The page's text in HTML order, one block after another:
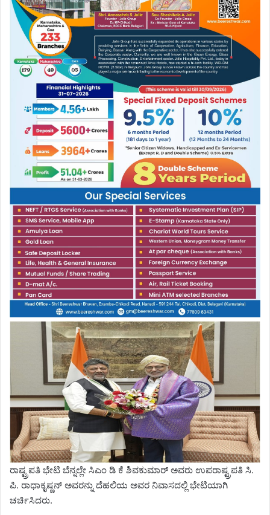
ರಾಷ್ಟ್ರಪತಿ ಭೇಟಿ ಬೆನ್ನಲ್ಲೇ ಸಿಎಂ ಡಿ ಕೆ ಶಿವಕುಮಾರ್ ಅವರು ಉಪರಾಷ್ಟ್ರಪತಿ ಸಿ.
ಪಿ. ರಾಧಾಕೃಷ್ಣನ್ ಅವರನ್ನು ದೆಹಲಿಯ ಅವರ ನಿವಾಸದಲ್ಲಿ ಭೇಟಿಯಾಗಿ
ಚರ್ಚಿಸಿದರು.